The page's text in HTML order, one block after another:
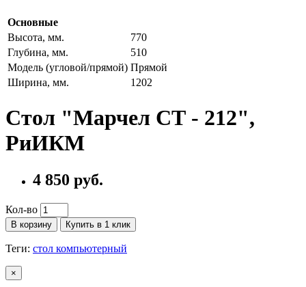
Основные
Высота, мм.
770
Глубина, мм.
510
Модель (угловой/прямой) Прямой
Ширина, мм.
1202
Стол "Марчел СТ - 212",
РиИКМ
4 850 руб.
Кол-во
В корзину Купить в 1 клик
Теги: стол компьютерный
×